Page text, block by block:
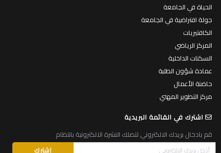
الحياة في الجامعة
جولة افتراضية في الجامعة
الكافتيريات
المركز الرياضي
السكنات الداخلية
عمادة شؤون الطلبة
حاضنة الأعمال
مركز التطوير المهني
اشترك في القائمة البريدية
قم بادخال بريدك الالكتروني لتصلك النشرة الالكترونية بانتظام